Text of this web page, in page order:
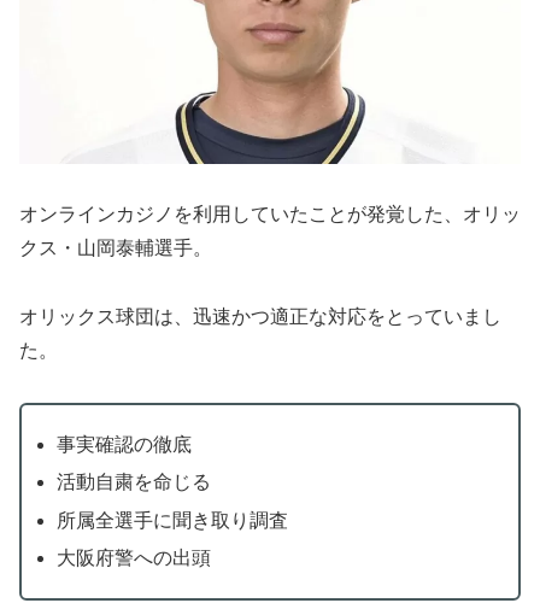
オンラインカジノを利用していたことが発覚した、オリッ
クス・山岡泰輔選手。
オリックス球団は、迅速かつ適正な対応をとっていまし
た。
事実確認の徹底
活動自粛を命じる
所属全選手に聞き取り調査
大阪府警への出頭